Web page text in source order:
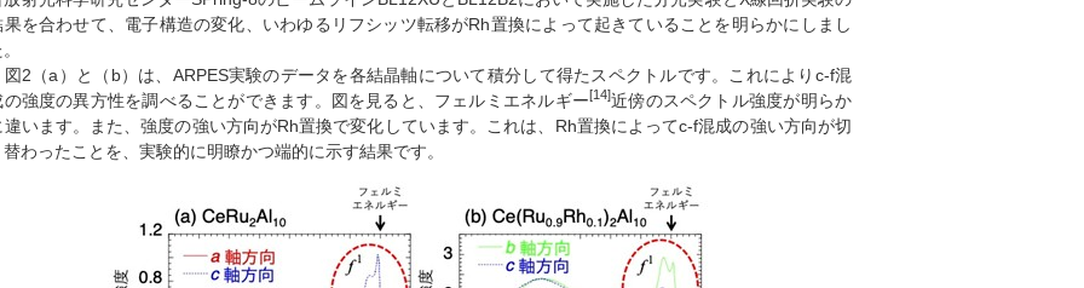
果を合わせて、電子構造の変化、いわゆるリフシッツ転移がRh置換によって起きていることを明らかにしまし
2（a）と（b）は、ARPES実験のデータを各結晶軸について積分して得たスペクトルです。これによりc-f混
の強度の異方性を調べることができます。図を見ると、フェルミエネルギー[14]近傍のスペクトル強度が明らか
違います。また、強度の強い方向がRh置換で変化しています。これは、Rh置換によってc-f混成の強い方向が切
替わったことを、実験的に明瞭かつ端的に示す結果です。